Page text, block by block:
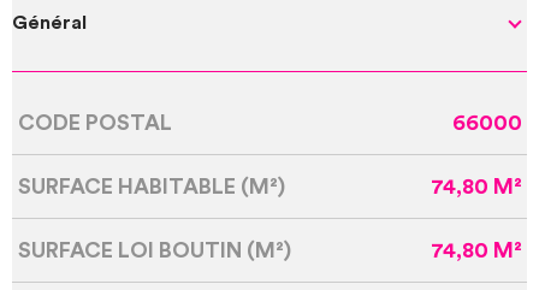
Général
Caractérisque Valeurs
CODE POSTAL 66000
SURFACE HABITABLE (M²) 74,80 M²
SURFACE LOI BOUTIN (M²) 74,80 M²